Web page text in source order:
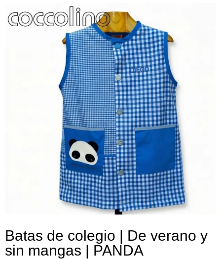
Batas de colegio | De verano y
sin mangas | PANDA